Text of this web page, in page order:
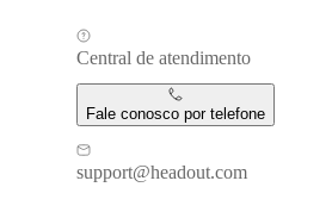
Central de atendimento
Fale conosco por telefone
support@headout.com